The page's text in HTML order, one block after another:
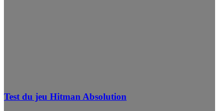
Test du jeu Hitman Absolution